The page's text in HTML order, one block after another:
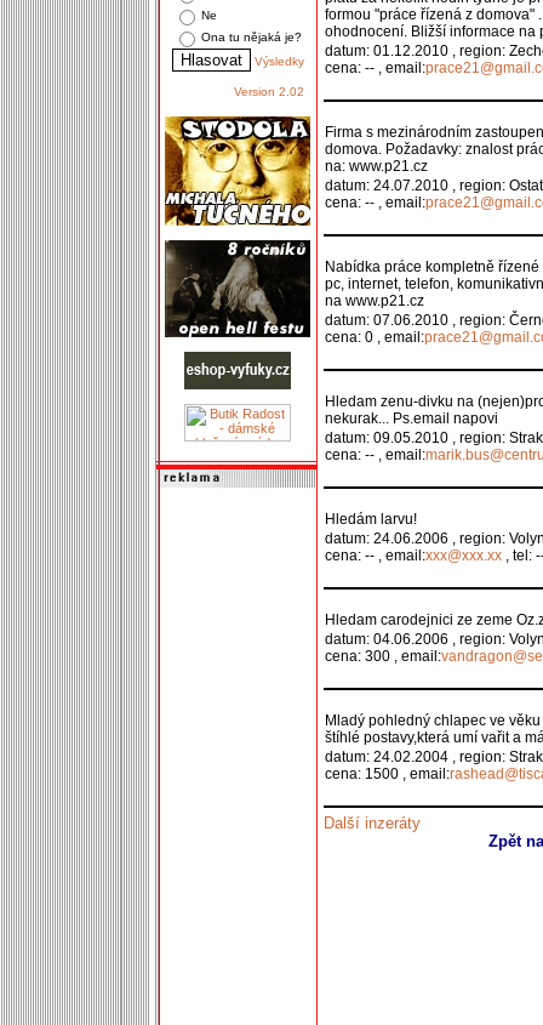
Ne
Ona tu nějaká je?
Výsledky
Version 2.02
formou "práce řízená z
ohodnocení. Bližší informace na
datum: 01.12.2010 , region:
cena: -- , email:
Firma s mezinárodním
domova. Požadavky: znalost
na: www.p21.cz
datum: 24.07.2010 , region:
cena: -- , email:
Nabídka práce kompletně
pc, internet, telefon,
na www.p21.cz
datum: 07.06.2010 , region:
cena: 0 , email:
Hledam zenu-divku na
nekurak... Ps.email napovi
datum: 09.05.2010 , region:
cena: -- , email:
Hledám larvu!
datum: 24.06.2006 , region:
cena: -- , email:xxx@xxx.xx , tel:
Hledam carodejnici ze zeme
datum: 04.06.2006 , region:
cena: 300 , email:
Mladý pohledný chlapec ve
štíhlé postavy,která umí vařit a
datum: 24.02.2004 , region:
cena: 1500 , email:
Další inzeráty
Zpět